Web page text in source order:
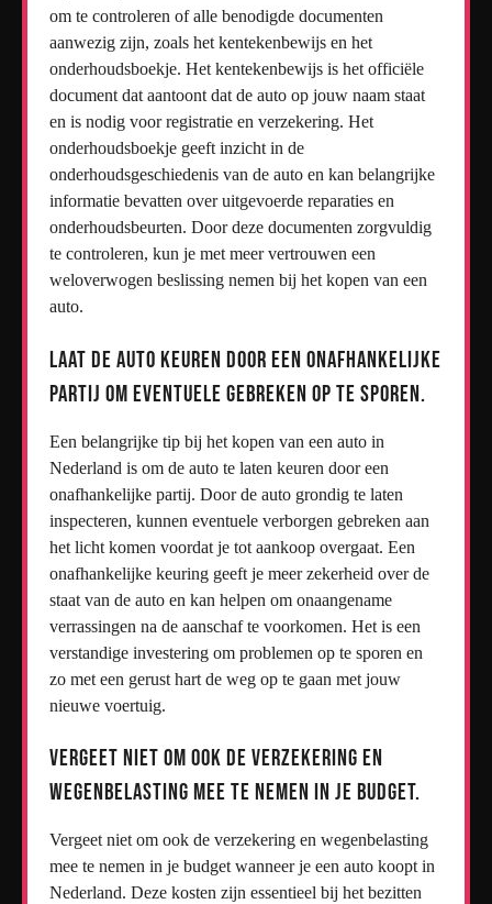
om te controleren of alle benodigde documenten
aanwezig zijn, zoals het kentekenbewijs en het
onderhoudsboekje. Het kentekenbewijs is het officiële
document dat aantoont dat de auto op jouw naam staat
en is nodig voor registratie en verzekering. Het
onderhoudsboekje geeft inzicht in de
onderhoudsgeschiedenis van de auto en kan belangrijke
informatie bevatten over uitgevoerde reparaties en
onderhoudsbeurten. Door deze documenten zorgvuldig
te controleren, kun je met meer vertrouwen een
weloverwogen beslissing nemen bij het kopen van een
auto.
Laat de auto keuren door een onafhankelijke
partij om eventuele gebreken op te sporen.
Een belangrijke tip bij het kopen van een auto in
Nederland is om de auto te laten keuren door een
onafhankelijke partij. Door de auto grondig te laten
inspecteren, kunnen eventuele verborgen gebreken aan
het licht komen voordat je tot aankoop overgaat. Een
onafhankelijke keuring geeft je meer zekerheid over de
staat van de auto en kan helpen om onaangename
verrassingen na de aanschaf te voorkomen. Het is een
verstandige investering om problemen op te sporen en
zo met een gerust hart de weg op te gaan met jouw
nieuwe voertuig.
Vergeet niet om ook de verzekering en
wegenbelasting mee te nemen in je budget.
Vergeet niet om ook de verzekering en wegenbelasting
mee te nemen in je budget wanneer je een auto koopt in
Nederland. Deze kosten zijn essentieel bij het bezitten